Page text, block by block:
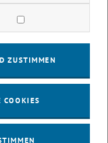
Via Zoom
Cookies zulassen
ZUSTIMMEN
COOKIES